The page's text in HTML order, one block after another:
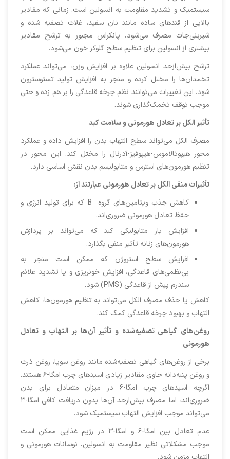
سیستمیک و تشدید مقاومت به انسولین است. زمانی که مقادیر
بالایی از قندهای ساده مانند نان سفید، غلات تصفیه‌ شده و
شیرینی‌جات مصرف می‌شود، پانکراس مجبور به ترشح مقادیر
بیشتری از انسولین برای تنظیم سطح گلوکز خون می‌شود.
ترشح بیش‌ازحد انسولین علاوه بر افزایش وزن، می‌تواند عملکرد
تخمدان‌ها را مختل کرده و منجر به افزایش تولید تستوسترون
شود. این تغییرات می‌توانند نظم چرخه قاعدگی را بر هم زده و حتی
موجب توقف تخمک‌گذاری شوند.
تأثیر الکل بر تعادل هورمونی و سلامت کبد
مصرف الکل می‌تواند سطح التهاب بدن را افزایش داده و عملکرد
محور هیپوتالاموس-هیپوفیز-آدرنال را مختل کند. این محور در
تنظیم هورمون‌های استرس و متابولیسم بدن نقش اساسی دارد.
تأثیرات منفی الکل بر تعادل هورمونی عبارتند از:
کاهش جذب ویتامین‌های گروه B که برای تولید انرژی و
حفظ تعادل هورمونی ضروری‌اند.
افزایش بار متابولیکی کبد که می‌تواند بر پردازش
هورمون‌های زنانه تأثیر منفی بگذارد.
افزایش سطح استروژن که ممکن است منجر به
بی‌نظمی‌های قاعدگی، افزایش خونریزی و یا تشدید علائم
سندرم پیش از قاعدگی (PMS) شود.
کاهش یا حذف مصرف الکل می‌تواند به تنظیم هورمون‌ها، کاهش
التهاب و بهبود چرخه قاعدگی کمک کند.
روغن‌های گیاهی تصفیه‌شده و تأثیر آن‌ها بر التهاب و تعادل
هورمونی
برخی از روغن‌های گیاهی تصفیه‌شده مانند روغن سویا، روغن ذرت
و روغن پنبه‌دانه حاوی مقادیر زیادی اسیدهای چرب امگا-۶ هستند.
اگرچه اسیدهای چرب امگا-۶ در میزان متعادل برای بدن
ضروری‌اند، اما مصرف بیش‌ازحد آن‌ها بدون دریافت کافی امگا-۳
می‌تواند موجب افزایش التهاب سیستمیک شود.
عدم تعادل بین امگا-۶ و امگا-۳ در رژیم غذایی ممکن است
موجب مشکلاتی نظیر مقاومت به انسولین، نوسانات هورمونی و